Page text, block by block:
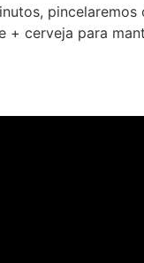
+ cerveja para